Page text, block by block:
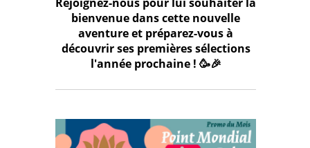
bienvenue dans cette nouvelle
aventure et préparez-vous à
découvrir ses premières sélections
l'année prochaine ! 🥳🎉